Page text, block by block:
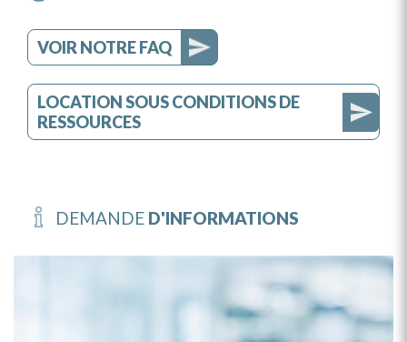
VOIR NOTRE FAQ
LOCATION SOUS CONDITIONS DE
RESSOURCES
DEMANDE D'INFORMATIONS